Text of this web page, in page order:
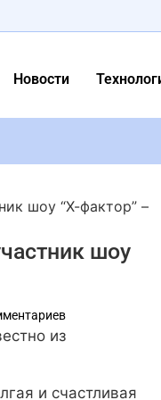
Новости
фильм, получивший
жизни, но сеть
о подходе к
оператора-
с Alyosha и детьми в
с сыном изменились
шоу “Х-фактор” –
шоу
из
и счастливая